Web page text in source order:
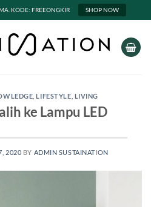
KODE: FREEONGKIR SHOP NOW
,LIFESTYLE LIVING
ke Lampu LED
2020 BY ADMIN SUSTAINATION